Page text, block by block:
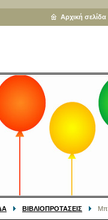
ΒΙΒΛΙΟΠΡΟΤΑΣΕΙΣ
Αρχική σελίδα